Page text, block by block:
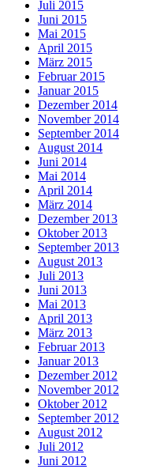
Juli 2015
Juni 2015
Mai 2015
April 2015
März 2015
Februar 2015
Januar 2015
Dezember 2014
November 2014
September 2014
August 2014
Juni 2014
Mai 2014
April 2014
März 2014
Dezember 2013
Oktober 2013
September 2013
August 2013
Juli 2013
Juni 2013
Mai 2013
April 2013
März 2013
Februar 2013
Januar 2013
Dezember 2012
November 2012
Oktober 2012
September 2012
August 2012
Juli 2012
Juni 2012